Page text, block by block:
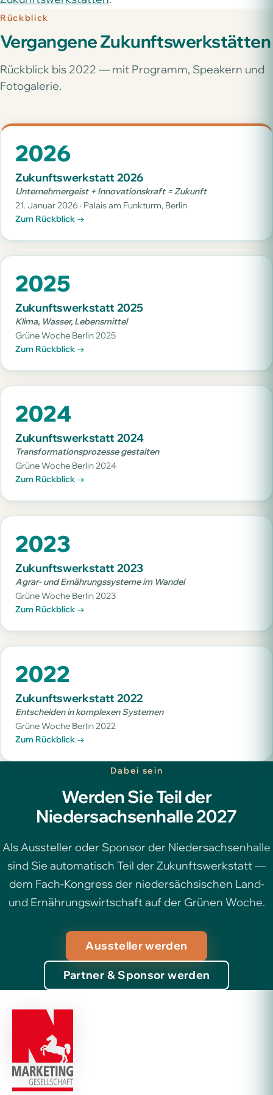
Rückblick
Vergangene Zukunftswerkstätten
Rückblick bis 2022 — mit Programm, Speakern und
Fotogalerie.
2026
Zukunftswerkstatt 2026
Unternehmergeist + Innovationskraft = Zukunft
21. Januar 2026 · Palais am Funkturm, Berlin
Zum Rückblick →
2025
Zukunftswerkstatt 2025
Klima, Wasser, Lebensmittel
Grüne Woche Berlin 2025
Zum Rückblick →
2024
Zukunftswerkstatt 2024
Transformationsprozesse gestalten
Grüne Woche Berlin 2024
Zum Rückblick →
2023
Zukunftswerkstatt 2023
Agrar- und Ernährungssysteme im Wandel
Grüne Woche Berlin 2023
Zum Rückblick →
2022
Zukunftswerkstatt 2022
Entscheiden in komplexen Systemen
Grüne Woche Berlin 2022
Zum Rückblick →
Dabei sein
Werden Sie Teil der
Niedersachsenhalle 2027
Als Aussteller oder Sponsor der Niedersachsenhalle
sind Sie automatisch Teil der Zukunftswerkstatt —
dem Fach-Kongress der niedersächsischen Land-
und Ernährungswirtschaft auf der Grünen Woche.
Aussteller werden
Partner & Sponsor werden